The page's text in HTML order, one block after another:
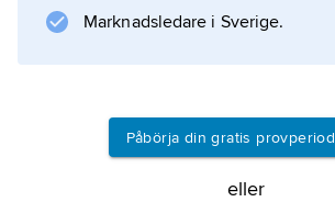
Marknadsledare i Sverige.
Påbörja din gratis provperiod
eller